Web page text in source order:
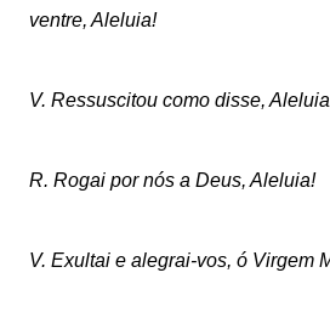
ventre, Aleluia!
V. Ressuscitou como disse,
R. Rogai por nós a Deus, Aleluia!
V. Exultai e alegrai-vos, ó Virgem